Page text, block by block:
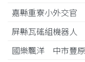
嘉縣重寮小外交
屏縣瓦磘組機器
國樂飄洋 中市豐